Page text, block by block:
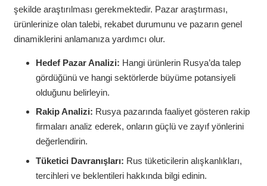
şekilde araştırılması gerekmektedir. Pazar araştırması,
ürünlerinize olan talebi, rekabet durumunu ve pazarın genel
dinamiklerini anlamanıza yardımcı olur.
Hedef Pazar Analizi: Hangi ürünlerin Rusya’da talep
gördüğünü ve hangi sektörlerde büyüme potansiyeli
olduğunu belirleyin.
Rakip Analizi: Rusya pazarında faaliyet gösteren rakip
firmaları analiz ederek, onların güçlü ve zayıf yönlerini
değerlendirin.
Tüketici Davranışları: Rus tüketicilerin alışkanlıkları,
tercihleri ve beklentileri hakkında bilgi edinin.